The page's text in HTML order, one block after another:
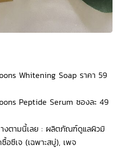
Whitening Soap ราคา 59
Peptide Serum ซองละ 49
งตามนี้เลย : ผลิตภัณฑ์ดูแลผิวมิ
อซีเจ (เฉพาะสบู่), เพจ